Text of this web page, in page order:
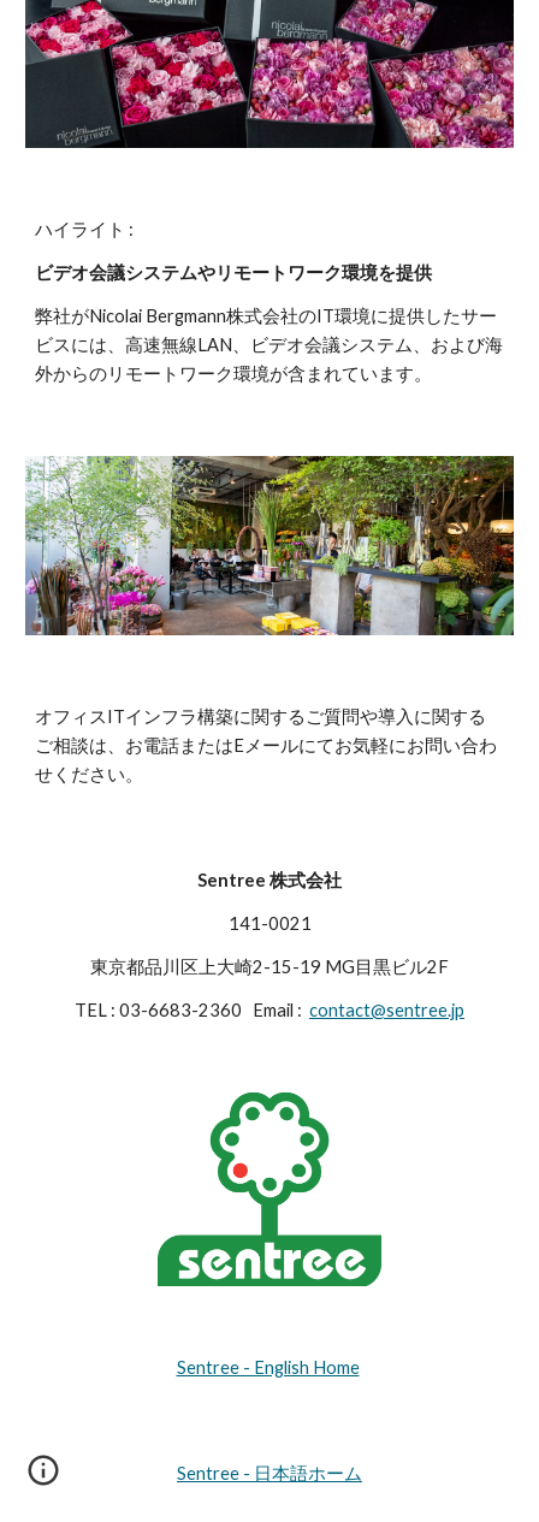
ハイライト :
ビデオ会議システムやリモートワーク環境を提供
弊社がNicolai Bergmann株式会社のIT環境に提供したサー
ビスには、高速無線LAN、ビデオ会議システム、および海
外からのリモートワーク環境が含まれています。
オフィスITインフラ構築に関するご質問や導入に関する
ご相談は、お電話またはEメールにてお気軽にお問い合わ
せください。
Sentree 株式会社
141-0021
東京都品川区上大崎2-15-19 MG目黒ビル2F
TEL : 03-6683-2360 Email : contact@sentree.jp
Sentree - English Home
Sentree - 日本語ホーム